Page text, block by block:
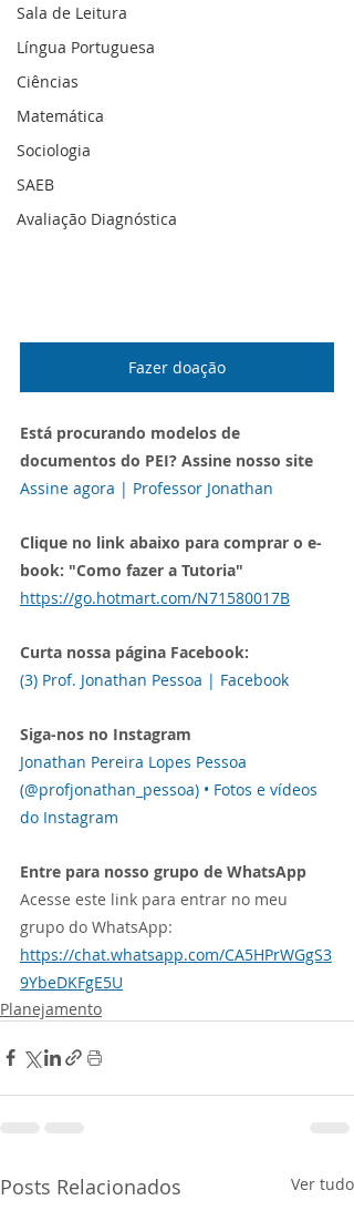
Sala de Leitura
Língua Portuguesa
Ciências
Matemática
Sociologia
SAEB
Avaliação Diagnóstica
Fazer doação
Está procurando modelos de
documentos do PEI? Assine nosso site
Assine agora | Professor Jonathan
Clique no link abaixo para comprar o e-
book: "Como fazer a Tutoria"
https://go.hotmart.com/N71580017B
Curta nossa página Facebook:
(3) Prof. Jonathan Pessoa | Facebook
Siga-nos no Instagram
Jonathan Pereira Lopes Pessoa
(@profjonathan_pessoa) • Fotos e vídeos
do Instagram
Entre para nosso grupo de WhatsApp
Acesse este link para entrar no meu
grupo do WhatsApp:
https://chat.whatsapp.com/CA5HPrWGgS3
9YbeDKFgE5U
Planejamento
Posts Relacionados Ver tudo